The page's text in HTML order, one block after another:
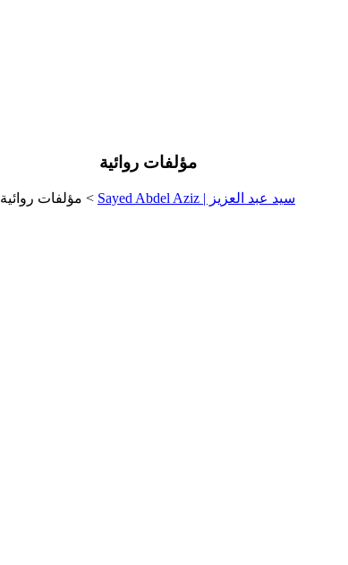
مؤلفات روائية
سيد عبد العزيز | Sayed Abdel Aziz > مؤلفات روائية